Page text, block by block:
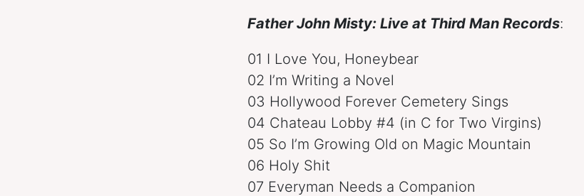
Father John Misty: Live at Third Man Records:
01 I Love You, Honeybear
02 I’m Writing a Novel
03 Hollywood Forever Cemetery Sings
04 Chateau Lobby #4 (in C for Two Virgins)
05 So I’m Growing Old on Magic Mountain
06 Holy Shit
07 Everyman Needs a Companion